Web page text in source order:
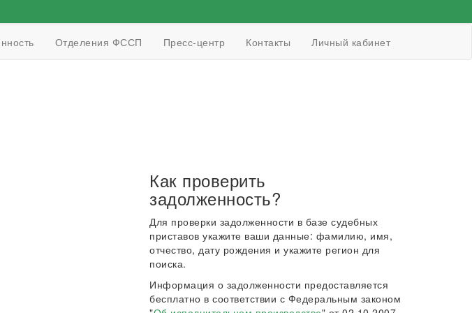
Отделения ФССП Пресс-центр Контакты Личный кабинет
Как проверить
задолженность?
Для проверки задолженности в базе судебных
приставов укажите ваши данные: фамилию, имя,
отчество, дату рождения и укажите регион для
поиска.
Информация о задолженности предоставляется
бесплатно в соответствии с Федеральным законом